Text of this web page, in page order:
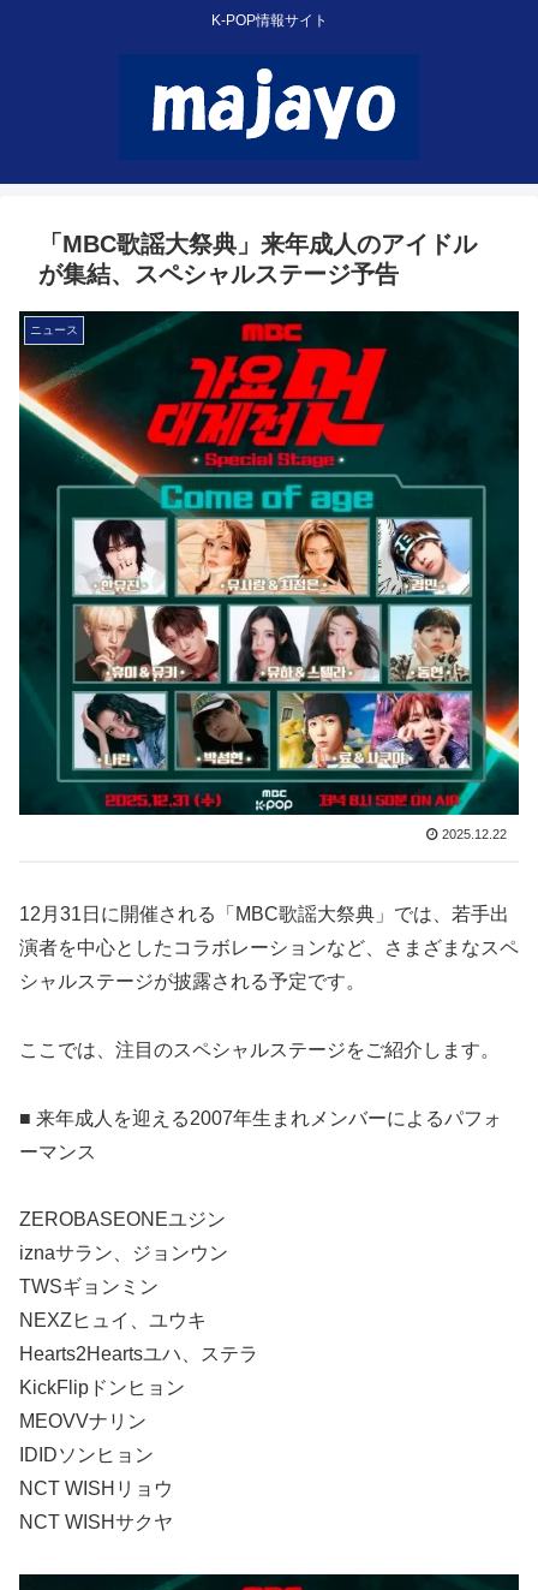
K-POP情報サイト
「MBC歌謡大祭典」来年成人のアイドル
が集結、スペシャルステージ予告
ニュース
2025.12.22
12月31日に開催される「MBC歌謡大祭典」では、若手出
演者を中心としたコラボレーションなど、さまざまなスペ
シャルステージが披露される予定です。
ここでは、注目のスペシャルステージをご紹介します。
■ 来年成人を迎える2007年生まれメンバーによるパフォ
ーマンス
ZEROBASEONEユジン
iznaサラン、ジョンウン
TWSギョンミン
NEXZヒュイ、ユウキ
Hearts2Heartsユハ、ステラ
KickFlipドンヒョン
MEOVVナリン
IDIDソンヒョン
NCT WISHリョウ
NCT WISHサクヤ